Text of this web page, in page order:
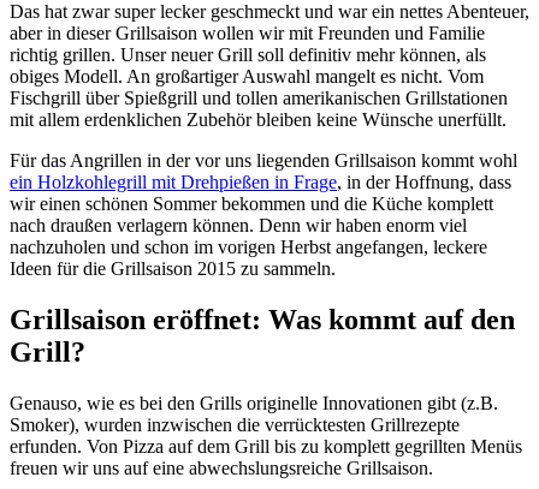
Das hat zwar super lecker geschmeckt und war ein nettes Abenteuer,
aber in dieser Grillsaison wollen wir mit Freunden und Familie
richtig grillen. Unser neuer Grill soll definitiv mehr können, als
obiges Modell. An großartiger Auswahl mangelt es nicht. Vom
Fischgrill über Spießgrill und tollen amerikanischen Grillstationen
mit allem erdenklichen Zubehör bleiben keine Wünsche unerfüllt.
Für das Angrillen in der vor uns liegenden Grillsaison kommt wohl
ein Holzkohlegrill mit Drehpießen in Frage, in der Hoffnung, dass
wir einen schönen Sommer bekommen und die Küche komplett
nach draußen verlagern können. Denn wir haben enorm viel
nachzuholen und schon im vorigen Herbst angefangen, leckere
Ideen für die Grillsaison 2015 zu sammeln.
Grillsaison eröffnet: Was kommt auf den
Grill?
Genauso, wie es bei den Grills originelle Innovationen gibt (z.B.
Smoker), wurden inzwischen die verrücktesten Grillrezepte
erfunden. Von Pizza auf dem Grill bis zu komplett gegrillten Menüs
freuen wir uns auf eine abwechslungsreiche Grillsaison.